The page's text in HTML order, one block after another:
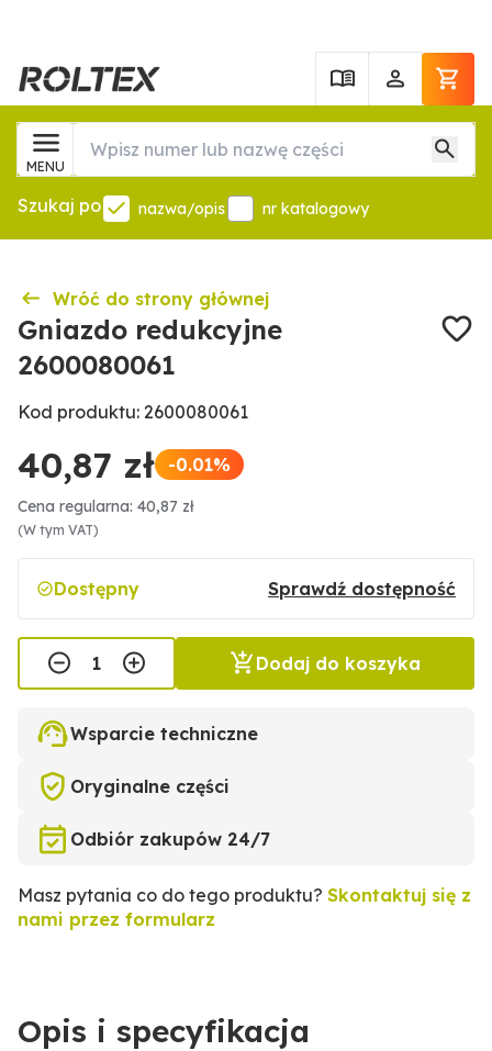
MENU
Szukaj po nazwa/opis nr katalogowy
Wróć do strony głównej
Gniazdo redukcyjne
2600080061
Kod produktu: 2600080061
40,87 zł -0.01%
Cena regularna: 40,87 zł
(W tym VAT)
Dostępny Sprawdź dostępność
Dodaj do koszyka
Wsparcie techniczne
Oryginalne części
Odbiór zakupów 24/7
Masz pytania co do tego produktu? Skontaktuj się z
nami przez formularz
Opis i specyfikacja